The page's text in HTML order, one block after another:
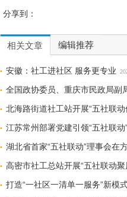
分享到：
相关文章 编辑推荐
安徽：社工进社区 服务更专业
全国政协委员、重庆市民政局副
北海路街道社工站开展“五社联
江苏常州部署党建引领“五社联动
湖北省首家“五社联动”理事会在
高密市社工总站开展“五社联动
打造“一社区一清单一服务”新模